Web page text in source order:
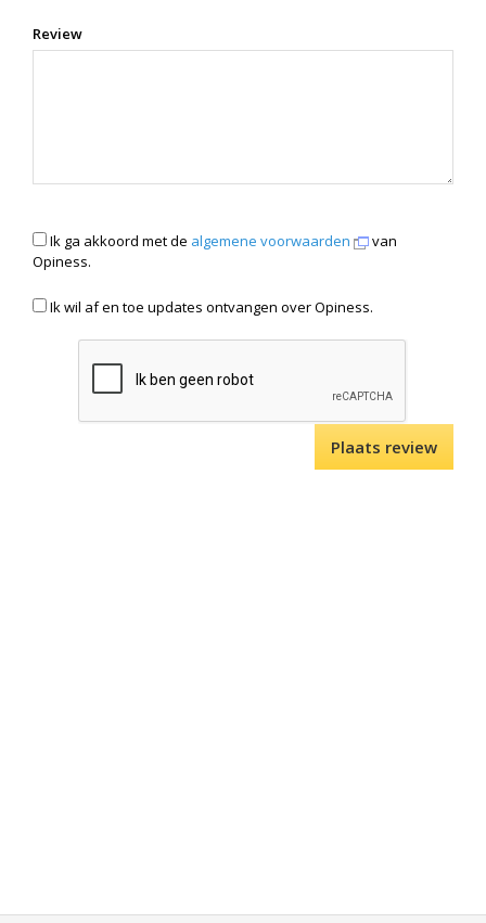
Review
Ik ga akkoord met de algemene voorwaarden
van
Opiness.
Ik wil af en toe updates ontvangen over Opiness.